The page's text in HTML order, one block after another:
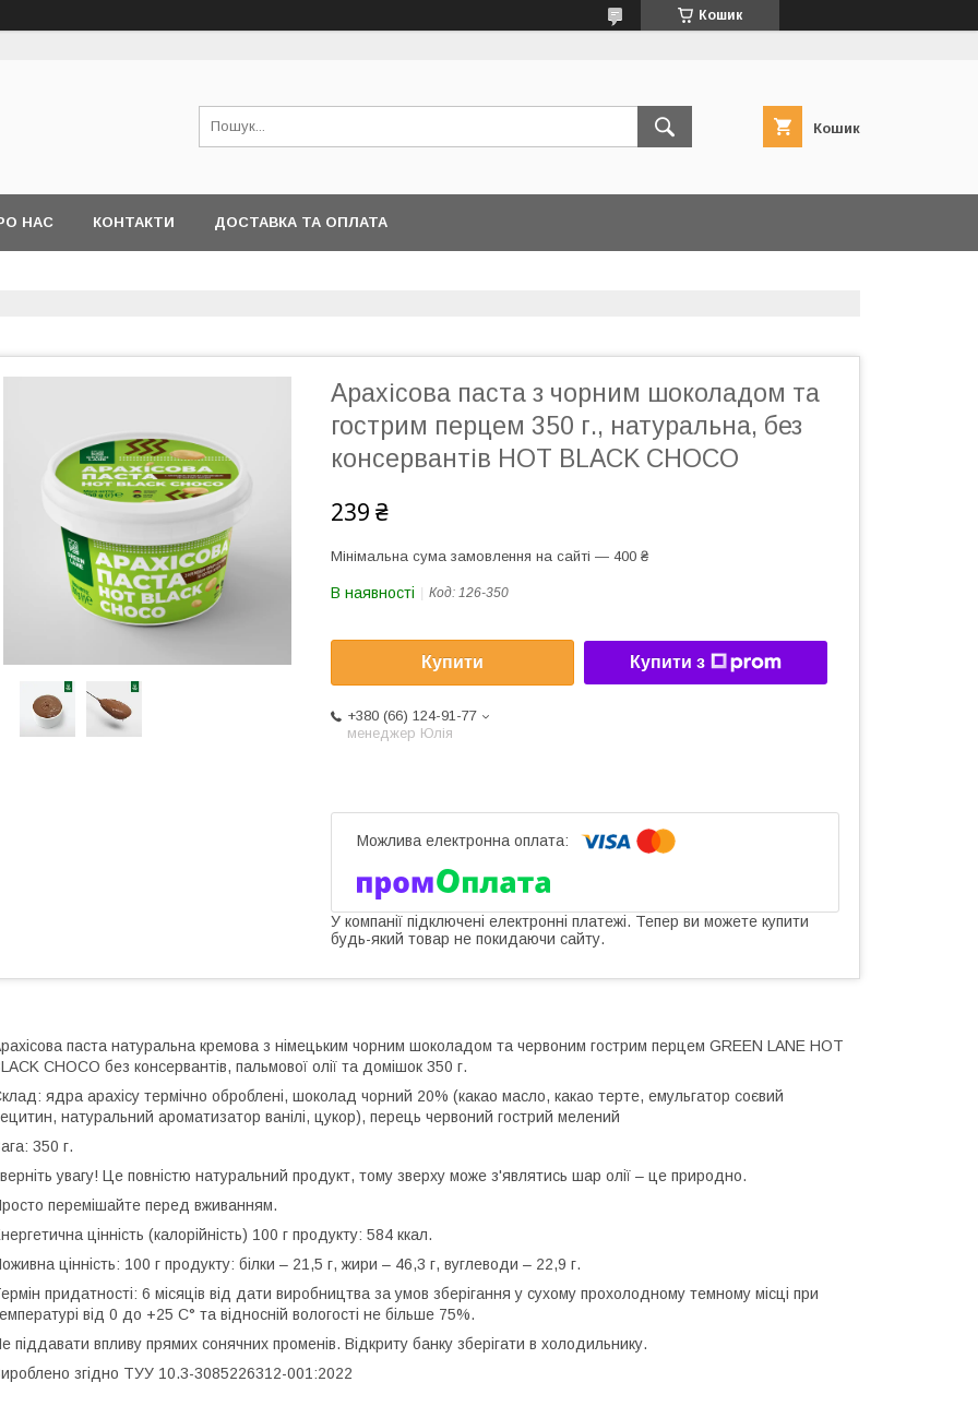
Кошик
Кошик
НАС КОНТАКТИ ДОСТАВКА ТА ОПЛАТА
Арахісова паста з чорним шоколадом та
гострим перцем 350 г., натуральна, без
консервантів HOT BLACK CHOCO
239 ₴
Мінімальна сума замовлення на сайті — 400 ₴
В наявності Код: 126-350
Купити Купити з
+380 (66) 124-91-77
менеджер Юлія
У компанії підключені електронні платежі. Тепер ви можете купити
будь-який товар не покидаючи сайту.
паста натуральна кремова з німецьким чорним шоколадом та червоним гострим перцем GREEN LANE HOT
CHOCO без консервантів, пальмової олії та домішок 350 г.
ядра арахісу термічно оброблені, шоколад чорний 20% (какао масло, какао терте, емульгатор соєвий
натуральний ароматизатор ванілі, цукор), перець червоний гострий мелений
350 г.
увагу! Це повністю натуральний продукт, тому зверху може з'являтись шар олії – це природно.
перемішайте перед вживанням.
цінність (калорійність) 100 г продукту: 584 ккал.
цінність: 100 г продукту: білки – 21,5 г, жири – 46,3 г, вуглеводи – 22,9 г.
придатності: 6 місяців від дати виробництва за умов зберігання у сухому прохолодному темному місці при
від 0 до +25 С° та відносній вологості не більше 75%.
піддавати впливу прямих сонячних променів. Відкриту банку зберігати в холодильнику.
згідно ТУУ 10.3-3085226312-001:2022